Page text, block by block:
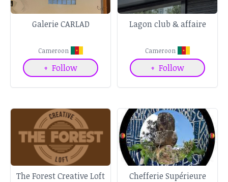
Galerie CARLAD
Cameroon
+ Follow
Lagon club & affaire
Cameroon
+ Follow
The Forest Creative Loft
Chefferie Supérieure